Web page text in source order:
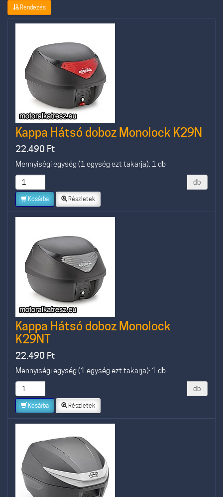
Rendezés
Kappa Hátsó doboz Monolock K29N
22.490 Ft
Mennyiségi egység (1 egység ezt takarja): 1 db
db
Kosárba Részletek
Kappa Hátsó doboz Monolock
K29NT
22.490 Ft
Mennyiségi egység (1 egység ezt takarja): 1 db
db
Kosárba Részletek